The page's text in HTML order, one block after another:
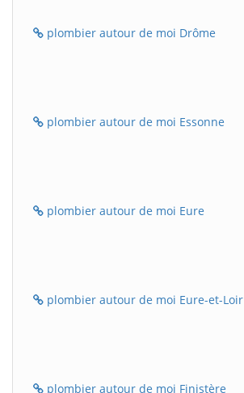
plombier autour de moi Drôme
plombier autour de moi Essonne
plombier autour de moi Eure
plombier autour de moi Eure-et-Loir
plombier autour de moi Finistère